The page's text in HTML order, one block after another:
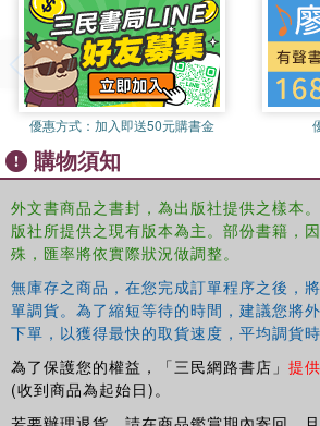
International Relations in general.
Adam Svendsenhas a Phd in
the University of Warwick. He has
at the Center for Peace and Security
University, and has contributed to the
Security Programme at Chatham
IISS, London.
優惠方式： 加入即送50元購書金
購物須知
外文書商品之書封，為出版社提供之樣本
版社所提供之現有版本為主。部份書籍，
殊，匯率將依實際狀況做調整。
無庫存之商品，在您完成訂單程序之後，
單調貨。為了縮短等待的時間，建議您將
下單，以獲得最快的取貨速度，平均調貨
為了保護您的權益，「三民網路書店」 提
(收到商品為起始日)。